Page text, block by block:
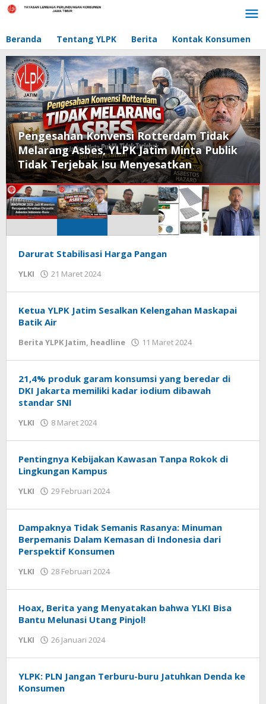
Lewati
Beranda Tentang YLPK Berita Kontak Konsumen
Pengesahan Konvensi Rotterdam Tidak
Melarang Asbes, YLPK Jatim Minta Publik
Tidak Terjebak Isu Menyesatkan
YLPK
Jatim
Darurat Stabilisasi Harga Pangan
YLKI 21 Maret 2024
Ketua YLPK Jatim Sesalkan Kelengahan Maskapai
Batik Air
Berita YLPK Jatim, headline 11 Maret 2024
21,4% produk garam konsumsi yang beredar di
DKI Jakarta memiliki kadar iodium dibawah
standar SNI
YLKI 8 Maret 2024
Pentingnya Kebijakan Kawasan Tanpa Rokok di
Lingkungan Kampus
YLKI 29 Februari 2024
Dampaknya Tidak Semanis Rasanya: Minuman
Berpemanis Dalam Kemasan di Indonesia dari
Perspektif Konsumen
YLKI 28 Februari 2024
Hoax, Berita yang Menyatakan bahwa YLKI Bisa
Bantu Melunasi Utang Pinjol!
YLKI 26 Januari 2024
YLPK: PLN Jangan Terburu-buru Jatuhkan Denda ke
Konsumen